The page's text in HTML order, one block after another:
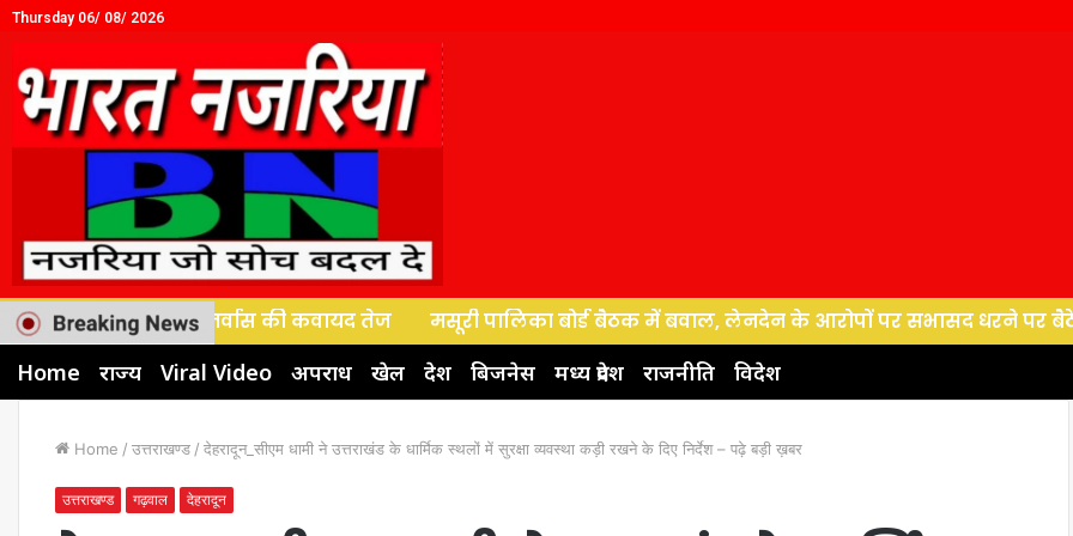
Thursday 06/ 08/ 2026
के पुनर्वास की कवायद तेज मसूरी पालिका बोर्ड बैठक में बवाल, लेनदेन के आरोपों पर सभासद धरने पर बैठे, पर्यटन
Home राज्य Viral Video अपराध खेल देश बिजनेस मध्य प्रदेश राजनीति विदेश
Home / उत्तराखण्ड / देहरादून_सीएम धामी ने उत्तराखंड के धार्मिक स्थलों में सुरक्षा व्यवस्था कड़ी रखने के दिए निर्देश – पढ़े बड़ी ख़बर
उत्तराखण्ड गढ़वाल देहरादून